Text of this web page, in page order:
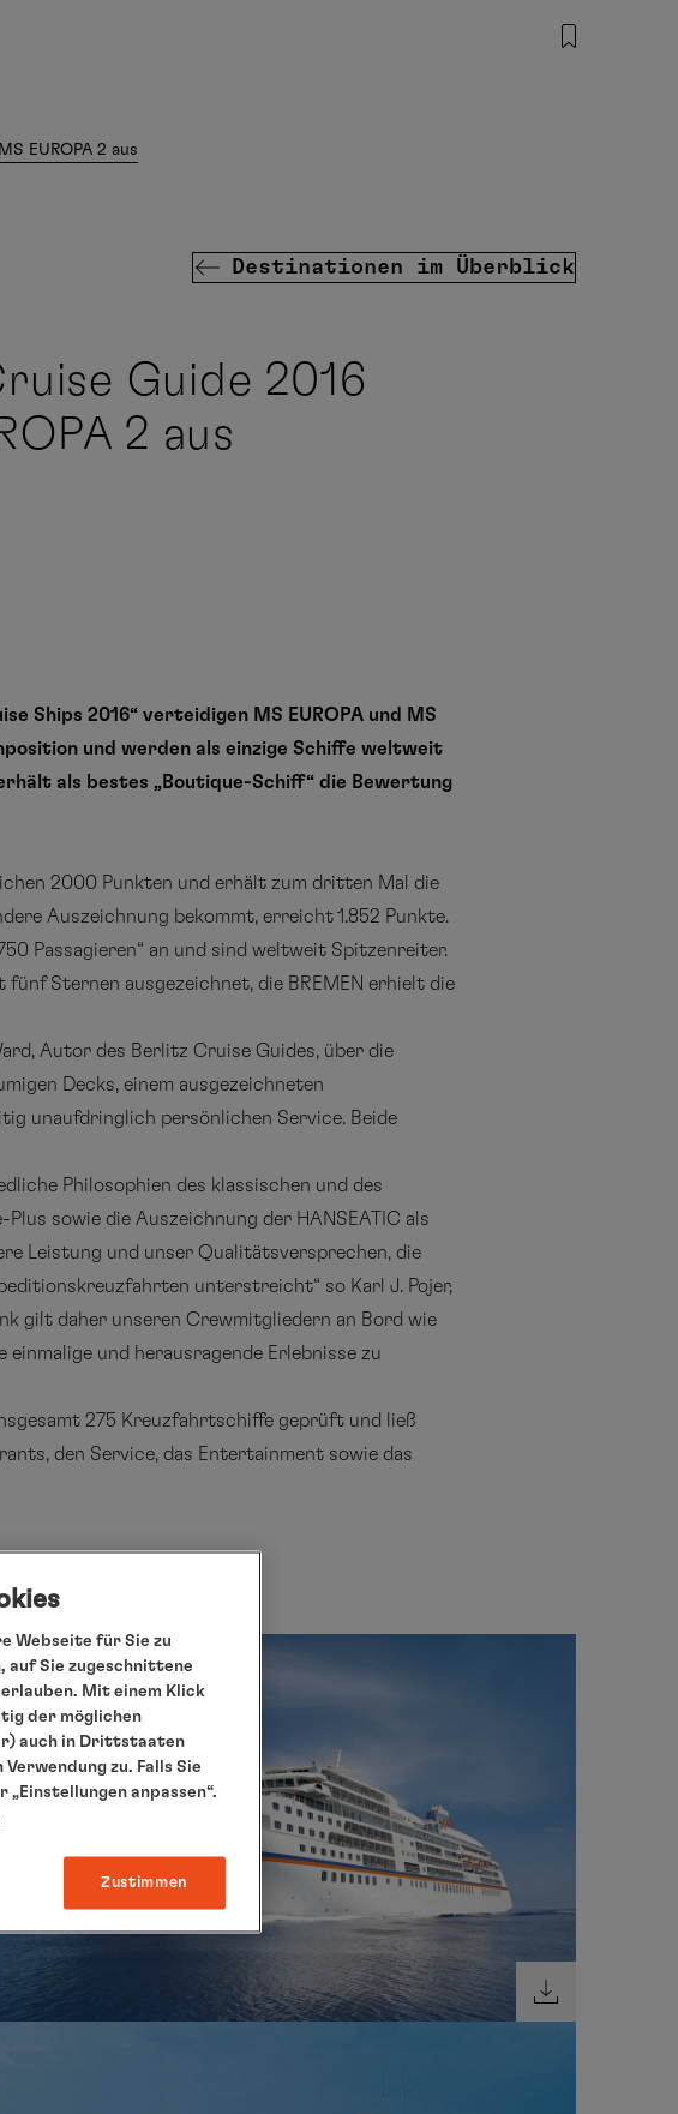
EUROPA 2 aus
Destinationen im Überblick
Guide 2016
2 aus
Ships 2016“ verteidigen MS EUROPA und MS
und werden als einzige Schiffe weltweit
als bestes „Boutique-Schiff“ die Bewertung
2000 Punkten und erhält zum dritten Mal die
Auszeichnung bekommt, erreicht 1.852 Punkte.
Passagieren“ an und sind weltweit Spitzenreiter.
Sternen ausgezeichnet, die BREMEN erhielt die
Autor des Berlitz Cruise Guides, über die
Decks, einem ausgezeichneten
unaufdringlich persönlichen Service. Beide
Philosophien des klassischen und des
sowie die Auszeichnung der HANSEATIC als
Leistung und unser Qualitätsversprechen, die
unterstreicht“ so Karl J. Pojer,
gilt daher unseren Crewmitgliedern an Bord wie
und herausragende Erlebnisse zu
275 Kreuzfahrtschiffe geprüft und ließ
den Service, das Entertainment sowie das
Webseite für Sie zu
auf Sie zugeschnittene
Mit einem Klick
der möglichen
auch in Drittstaaten
zu. Falls Sie
anpassen“.
Zustimmen